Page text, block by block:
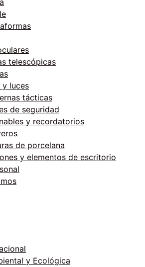
telescópicas
y luces
tácticas
de seguridad
y recordatorios
de porcelana
y elementos de escritorio
y Ecológica